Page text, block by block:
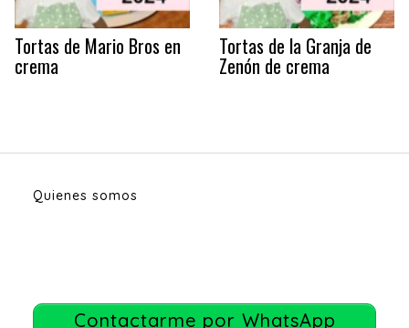
Tortas de Mario Bros en
crema
Tortas de la Granja de
Zenón de crema
Quienes somos
Contactarme por WhatsApp